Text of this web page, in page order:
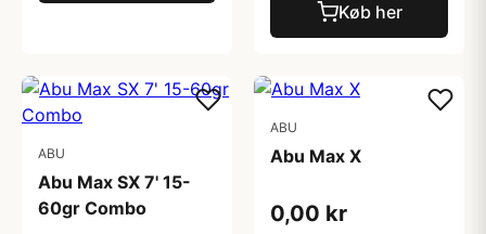
Køb her
ABU
Abu Max SX 7' 15-
60gr Combo
ABU
Abu Max X
0,00 kr